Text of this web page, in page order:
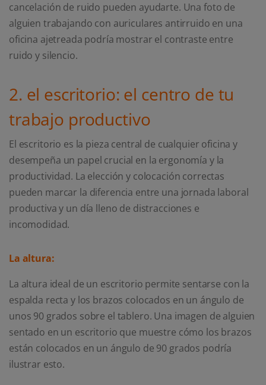
cancelación de ruido pueden ayudarte. Una foto de
alguien trabajando con auriculares antirruido en una
oficina ajetreada podría mostrar el contraste entre
ruido y silencio.
2. el escritorio: el centro de tu
trabajo productivo
El escritorio es la pieza central de cualquier oficina y
desempeña un papel crucial en la ergonomía y la
productividad. La elección y colocación correctas
pueden marcar la diferencia entre una jornada laboral
productiva y un día lleno de distracciones e
incomodidad.
La altura:
La altura ideal de un escritorio permite sentarse con la
espalda recta y los brazos colocados en un ángulo de
unos 90 grados sobre el tablero. Una imagen de alguien
sentado en un escritorio que muestre cómo los brazos
están colocados en un ángulo de 90 grados podría
ilustrar esto.